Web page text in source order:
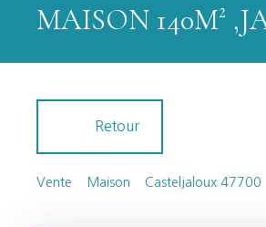
MAISON 140M²
Retour
Vente Maison Casteljaloux 47700